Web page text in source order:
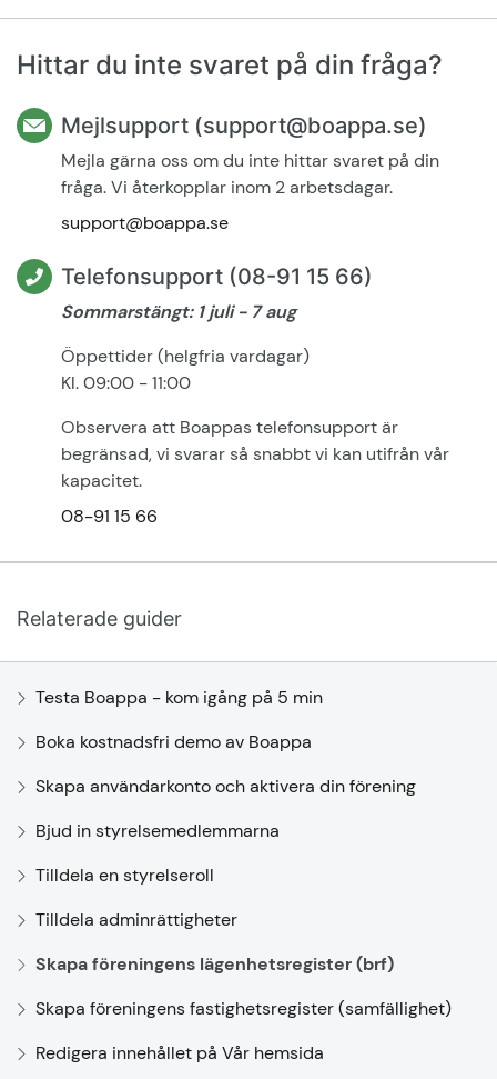
Hittar du inte svaret på din fråga?
Mejlsupport (support@boappa.se)
Mejla gärna oss om du inte hittar svaret på din
fråga. Vi återkopplar inom 2 arbetsdagar.
support@boappa.se
Telefonsupport (08-91 15 66)
Sommarstängt: 1 juli - 7 aug
Öppettider (helgfria vardagar)
Kl. 09:00 - 11:00
Observera att Boappas telefonsupport är
begränsad, vi svarar så snabbt vi kan utifrån vår
kapacitet.
08-91 15 66
Relaterade guider
Testa Boappa - kom igång på 5 min
Boka kostnadsfri demo av Boappa
Skapa användarkonto och aktivera din förening
Bjud in styrelsemedlemmarna
Tilldela en styrelseroll
Tilldela adminrättigheter
Skapa föreningens lägenhetsregister (brf)
Skapa föreningens fastighetsregister (samfällighet)
Redigera innehållet på Vår hemsida